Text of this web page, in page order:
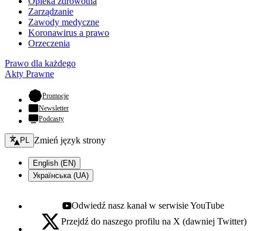
Zarządzanie
Zawody medyczne
Koronawirus a prawo
Orzeczenia
Prawo dla każdego
Akty Prawne
Promocje- otwiera się w nowej karcie
Newsletter
Podcasty
Zmień język - bieżący:
PL Zmień język strony
English (EN)
Українська (UA)
Youtube - otwiera się w nowej karcie
Odwiedź nasz kanał w serwisie YouTube
X - otwiera się w nowej karcie
Przejdź do naszego profilu na X (dawniej Twitter)